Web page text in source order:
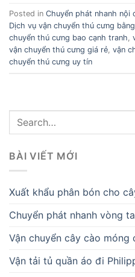
Posted in Chuyển phát nhanh nội
Dịch vụ vận chuyển thú cưng
chuyển thú cưng bao cạnh tranh
vận chuyển thú cưng giá rẻ vận
chuyển thú cưng uy tín
BÀI VIẾT MỚI
Xuất khẩu phân bón cho
Chuyển phát nhanh vòng
Vận chuyển cây cào móng
Vận tải tủ quần áo đi